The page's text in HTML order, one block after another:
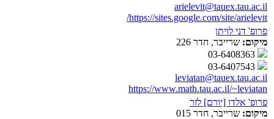
arielevit@tauex.tau.ac.il
https://sites.google.com/site/arielevit/
פרופ' דני לויתן
מיקום: שרייבר, חדר 226
leviatan@tauex.tau.ac.il
https://www.math.tau.ac.il/~leviatan
פרופ' אלדו [יורם] לזר
מיקום: שרייבר, חדר 015